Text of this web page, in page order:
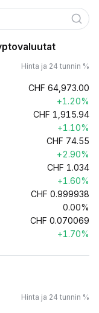
Hinta ja 24 tunnin %
CHF 64,973.00
+1.20%
CHF 1,915.94
+1.10%
CHF 74.55
+2.90%
CHF 1.034
+1.60%
CHF 0.999938
0.00%
CHF 0.070069
+1.70%
Hinta ja 24 tunnin %